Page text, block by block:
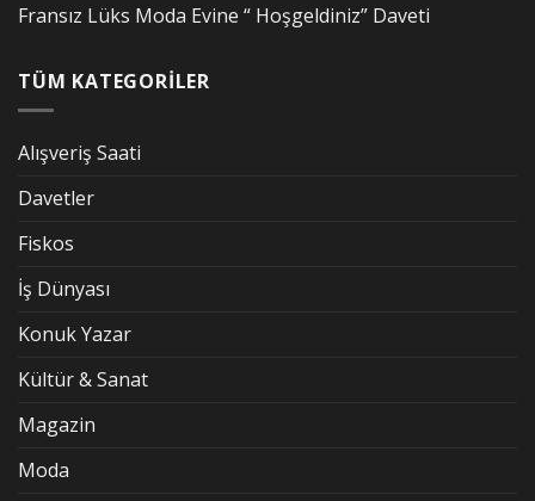
Fransız Lüks Moda Evine “ Hoşgeldiniz” Daveti
TÜM KATEGORİLER
Alışveriş Saati
Davetler
Fiskos
İş Dünyası
Konuk Yazar
Kültür & Sanat
Magazin
Moda